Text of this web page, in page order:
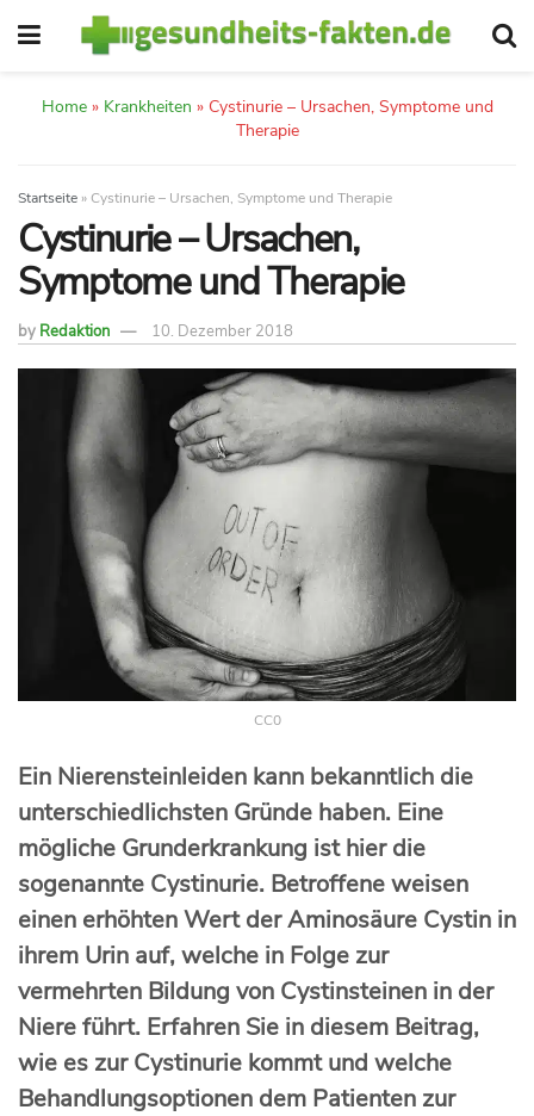
Home» Krankheiten » Cystinurie – Ursachen, Symptome und
Therapie
Startseite » Cystinurie – Ursachen, Symptome und Therapie
Cystinurie – Ursachen,
Symptome und Therapie
by Redaktion 10. Dezember 2018
CC0
Ein Nierensteinleiden kann bekanntlich die
unterschiedlichsten Gründe haben. Eine
mögliche Grunderkrankung ist hier die
sogenannte Cystinurie. Betroffene weisen
einen erhöhten Wert der Aminosäure Cystin in
ihrem Urin auf, welche in Folge zur
vermehrten Bildung von Cystinsteinen in der
Niere führt. Erfahren Sie in diesem Beitrag,
wie es zur Cystinurie kommt und welche
Behandlungsoptionen dem Patienten zur